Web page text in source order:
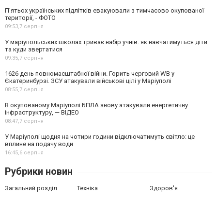
П’ятьох українських підлітків евакуювали з тимчасово окупованої
території, - ФОТО
09:53,7 серпня
У маріупольських школах триває набір учнів: як навчатимуться діти
та куди звертатися
09:35,7 серпня
1626 день повномасштабної війни. Горить черговий WB у
Єкатеринбурзі. ЗСУ атакували військові цілі у Маріуполі
08:55,7 серпня
В окупованому Маріуполі БПЛА знову атакували енергетичну
інфраструктуру, — ВІДЕО
08:47,7 серпня
У Маріуполі щодня на чотири години відключатимуть світло: це
вплине на подачу води
16:45,6 серпня
Рубрики новин
Загальний розділ Техніка Здоров'я